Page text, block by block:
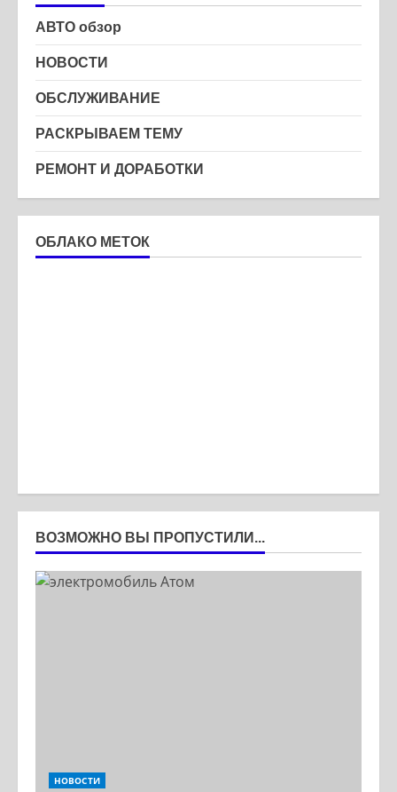
АВТО обзор
НОВОСТИ
ОБСЛУЖИВАНИЕ
РАСКРЫВАЕМ ТЕМУ
РЕМОНТ И ДОРАБОТКИ
ОБЛАКО МЕТОК
ВОЗМОЖНО ВЫ ПРОПУСТИЛИ...
НОВОСТИ